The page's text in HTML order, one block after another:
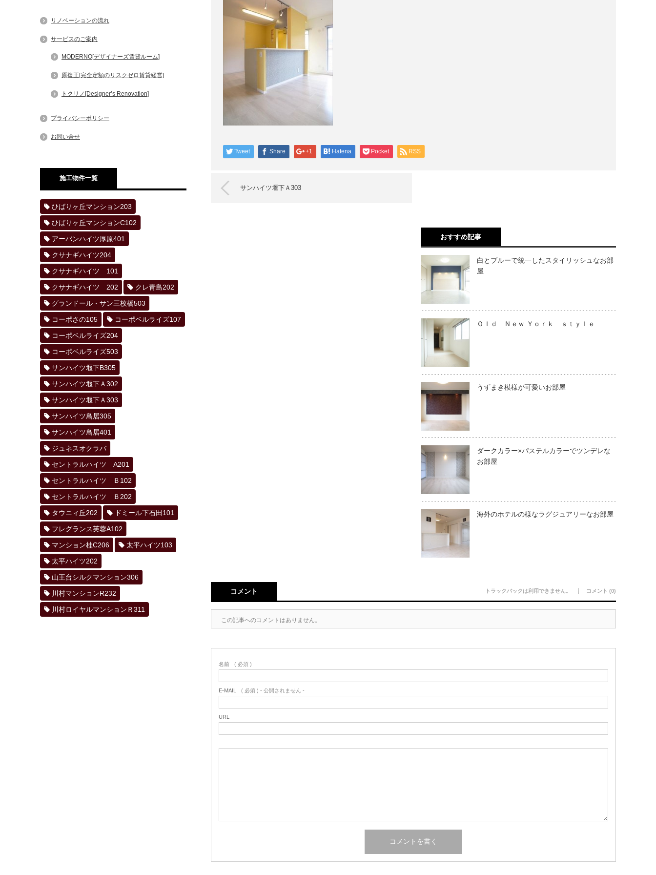
Tweet Share +1 Hatena Pocket RSS
サンハイツ堰下Ａ303
おすすめ記事
白とブルーで統一したスタイリッシュなお部
屋
Ｏｌｄ Ｎｅｗ Ｙｏｒｋ ｓｔｙｌｅ
うずまき模様が可愛いお部屋
ダークカラー×パステルカラーでツンデレな
お部屋
海外のホテルの様なラグジュアリーなお部屋
コメント トラックバックは利用できません。 コメント (0)
この記事へのコメントはありません。
名前 ( 必須 )
E-MAIL ( 必須 ) - 公開されません -
URL
リノベーションの流れ
サービスのご案内
MODERNO[デザイナーズ賃貸ルーム]
原復王[完全定額のリスクゼロ賃貸経営]
トクリノ[Designer’s Renovation]
プライバシーポリシー
お問い合せ
施工物件一覧
ひばりヶ丘マンション203
ひばりヶ丘マンションC102
アーバンハイツ厚原401
クサナギハイツ204
クサナギハイツ 101
クサナギハイツ 202 クレ青島202
グランドール・サン三枚橋503
コーポさの105 コーポベルライズ107
コーポベルライズ204
コーポベルライズ503
サンハイツ堰下B305
サンハイツ堰下Ａ302
サンハイツ堰下Ａ303
サンハイツ鳥居305
サンハイツ鳥居401
ジュネスオクラバ
セントラルハイツ A201
セントラルハイツ Ｂ102
セントラルハイツ Ｂ202
タウニィ丘202 ドミール下石田101
フレグランス芙蓉A102
マンション桂C206 太平ハイツ103
太平ハイツ202
山王台シルクマンション306
川村マンションR232
川村ロイヤルマンションＲ311